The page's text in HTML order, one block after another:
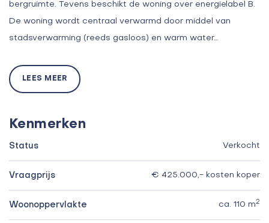
bergruimte. Tevens beschikt de woning over energielabel B.
De woning wordt centraal verwarmd door middel van
stadsverwarming (reeds gasloos) en warm water…
LEES MEER
Kenmerken
Status Verkocht
Vraagprijs € 425.000,- kosten koper
Woonoppervlakte ca. 110 m2